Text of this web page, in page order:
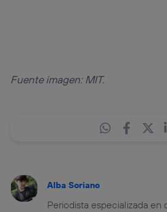
Fuente imagen: MIT.
Alba Soriano
Periodista especializada